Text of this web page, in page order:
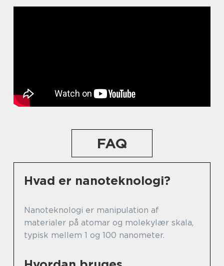
FAQ
Hvad er nanoteknologi?
Nanoteknologi er manipulation af
materialer på atomar og molekylær skala,
typisk mellem 1 og 100 nanometer.